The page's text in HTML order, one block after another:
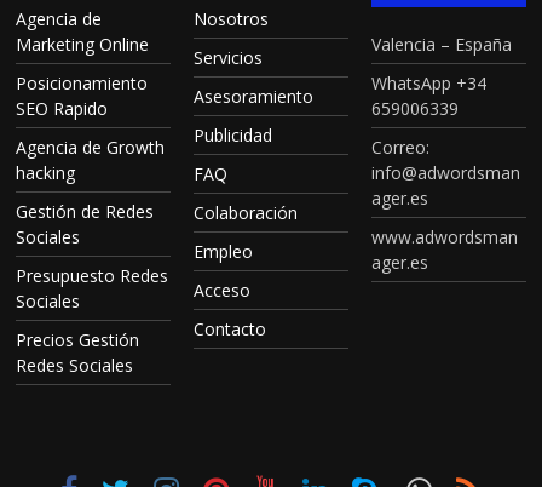
Agencia de
Marketing Online
Posicionamiento
SEO Rapido
Agencia de Growth
hacking
Gestión de Redes
Sociales
Presupuesto Redes
Sociales
Precios Gestión
Redes Sociales
Nosotros
Servicios
Asesoramiento
Publicidad
FAQ
Colaboración
Empleo
Acceso
Contacto
Valencia – España
WhatsApp +34
659006339
Correo:
info@adwordsman
ager.es
www.adwordsman
ager.es